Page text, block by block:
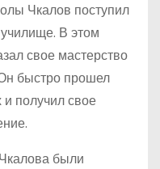
Чкалов поступил
В этом
свое мастерство
быстро прошел
получил свое
были